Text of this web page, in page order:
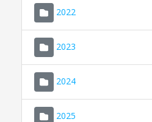
2022
2023
2024
2025